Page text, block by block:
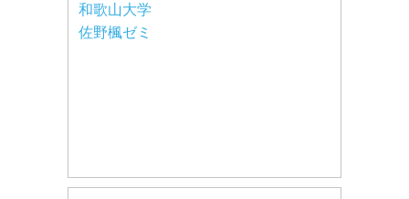
和歌山大学
佐野楓ゼミ